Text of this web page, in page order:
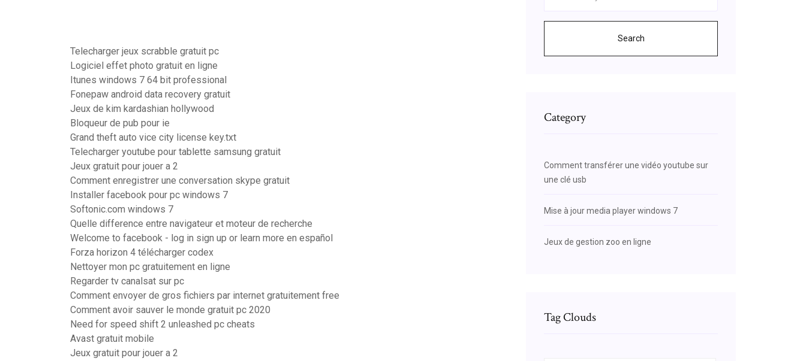
Telecharger jeux scrabble gratuit pc
Logiciel effet photo gratuit en ligne
Itunes windows 7 64 bit professional
Fonepaw android data recovery gratuit
Jeux de kim kardashian hollywood
Bloqueur de pub pour ie
Grand theft auto vice city license key.txt
Telecharger youtube pour tablette samsung gratuit
Jeux gratuit pour jouer a 2
Comment enregistrer une conversation skype gratuit
Installer facebook pour pc windows 7
Softonic.com windows 7
Quelle difference entre navigateur et moteur de recherche
Welcome to facebook - log in sign up or learn more en español
Forza horizon 4 télécharger codex
Nettoyer mon pc gratuitement en ligne
Regarder tv canalsat sur pc
Comment envoyer de gros fichiers par internet gratuitement free
Comment avoir sauver le monde gratuit pc 2020
Need for speed shift 2 unleashed pc cheats
Avast gratuit mobile
Jeux gratuit pour jouer a 2
Search
Category
Comment transférer une vidéo youtube sur
une clé usb
Mise à jour media player windows 7
Jeux de gestion zoo en ligne
Tag Clouds